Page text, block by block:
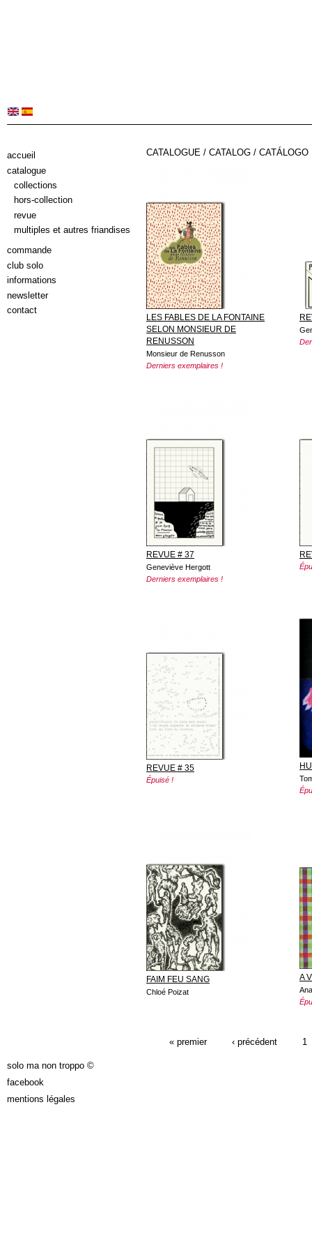
CATALOGUE / CATALOG / CATÁLOGO
LES FABLES DE LA FONTAINE
SELON MONSIEUR DE
RENUSSON
Monsieur de Renusson
Derniers exemplaires !
REVUE # 37
Geneviève Hergott
Derniers exemplaires !
REVUE # 35
Épuisé !
FAIM FEU SANG
Chloé Poizat
A
PAGES« premier ‹ précédent 1
accueil
catalogue
collections
hors-collection
revue
multiples et autres friandises
commande
club solo
informations
newsletter
contact
solo ma non troppo ©
facebook
mentions légales